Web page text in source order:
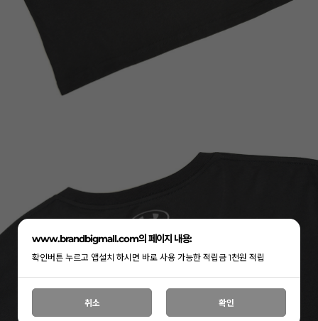
www.brandbigmall.com의 페이지 내용:
확인버튼 누르고 앱설치 하시면 바로 사용 가능한 적립금 1천원 적립
취소 확인